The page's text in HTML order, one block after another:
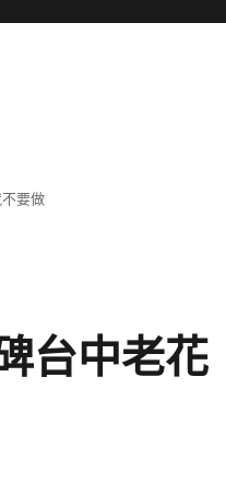
要做
台中老花